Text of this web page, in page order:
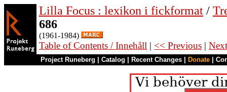
Lilla Focus : lexikon i fickformat /
686
(1961-1984)
Table of Contents / Innehåll | << Previous |
Project Runeberg Catalog Recent Changes Donate